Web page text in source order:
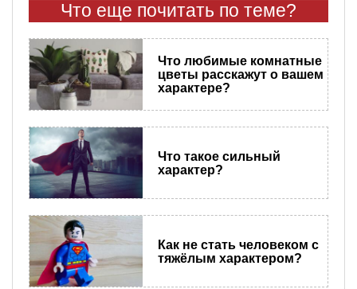
Что еще почитать по теме?
Что любимые комнатные
цветы расскажут о вашем
характере?
Что такое сильный
характер?
Как не стать человеком с
тяжёлым характером?